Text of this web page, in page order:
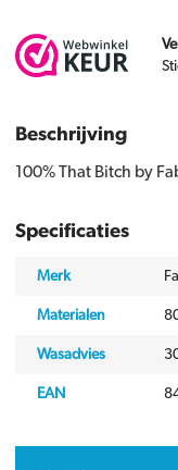
Beschrijving
100% That Bitch by
Specificaties
Merk
Materialen
Wasadvies
EAN